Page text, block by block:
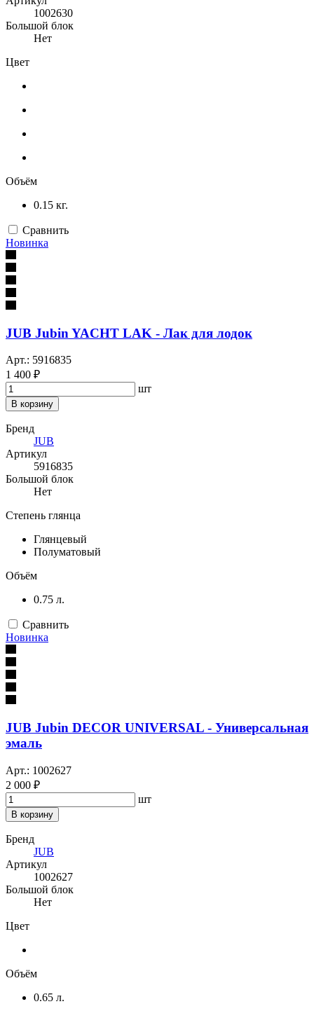
1002630
Большой блок
Нет
Цвет
Объём
0.15 кг.
Сравнить
Новинка
JUB Jubin YACHT LAK - Лак для лодок
Арт.: 5916835
1 400 ₽
шт
В корзину
Бренд
JUB
Артикул
5916835
Большой блок
Нет
Степень глянца
Глянцевый
Полуматовый
Объём
0.75 л.
Сравнить
Новинка
JUB Jubin DECOR UNIVERSAL - Универсальная
эмаль
Арт.: 1002627
2 000 ₽
шт
В корзину
Бренд
JUB
Артикул
1002627
Большой блок
Нет
Цвет
Объём
0.65 л.